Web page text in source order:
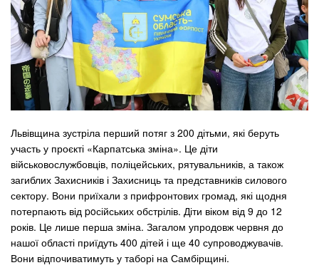
Львівщина зустріла перший потяг з 200 дітьми, які беруть
участь у проєкті «Карпатська зміна». Це діти
військовослужбовців, поліцейських, рятувальників, а також
загиблих Захисників і Захисниць та представників силового
сектору. Вони приїхали з прифронтових громад, які щодня
потерпають від poсійських обстрілів. Діти віком від 9 до 12
років. Це лише перша зміна. Загалом упродовж червня до
нашої області приїдуть 400 дітей і ще 40 супроводжувачів.
Вони відпочиватимуть у таборі на Самбірщині.